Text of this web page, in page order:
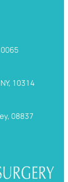
10314
08837